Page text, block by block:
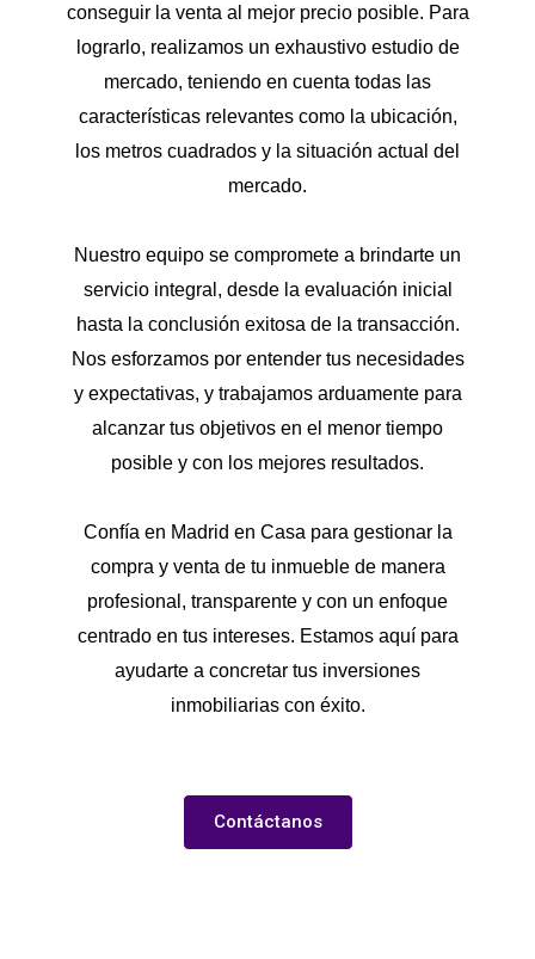
conseguir la venta al mejor precio posible. Para
lograrlo, realizamos un exhaustivo estudio de
mercado, teniendo en cuenta todas las
características relevantes como la ubicación,
los metros cuadrados y la situación actual del
mercado.
Nuestro equipo se compromete a brindarte un
servicio integral, desde la evaluación inicial
hasta la conclusión exitosa de la transacción.
Nos esforzamos por entender tus necesidades
y expectativas, y trabajamos arduamente para
alcanzar tus objetivos en el menor tiempo
posible y con los mejores resultados.
Confía en Madrid en Casa para gestionar la
compra y venta de tu inmueble de manera
profesional, transparente y con un enfoque
centrado en tus intereses. Estamos aquí para
ayudarte a concretar tus inversiones
inmobiliarias con éxito.
Contáctanos